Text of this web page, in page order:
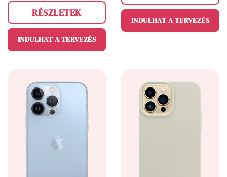
RÉSZLETEK
INDULHAT A TERVEZÉS
INDULHAT A TERVEZÉS